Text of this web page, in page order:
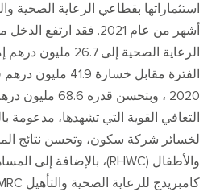
استثماراتها بقطاعي الرعاية الصحية
أشهر من عام 2021. فقد ارتفع
الرعاية الصحية إلى26.7 مليون درهم
الفترة مقابل خسارة 41.9 مليون درهم
2020 ، وبتحسن قدره 68.6 مليون
التعافي القوية التي تشهدها، مدعومة
لخسائر شركة سكون، وتحسن نتائج
والأطفال (RHWC)
، بالإضافة إلى
كامبريدج للرعاية الصحية والتأهيل